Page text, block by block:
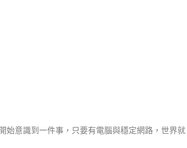
始意識到一件事，只要有電腦與穩定網路，世界就